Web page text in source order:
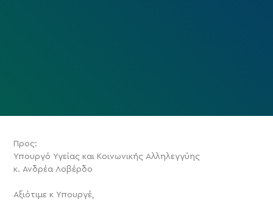
Προς:
Υπουργό Υγείας και Κοινωνικής Αλληλεγγύης
κ. Ανδρέα Λοβέρδο
Αξιότιμε κ Υπουργέ,